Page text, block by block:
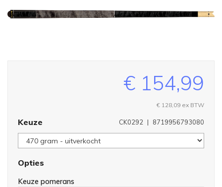
€ 154,99
€ 128,09 ex BTW
8719956793080
|
CK0292
Keuze
Opties
Keuze pomerans